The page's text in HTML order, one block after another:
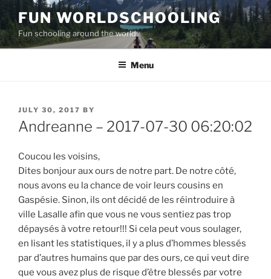
Skip
content
FUN WORLDSCHOOLING
Fun schooling around the world
Menu
POSTED
ON
JULY 30, 2017 BY
Andreanne – 2017-07-30 06:20:02
Coucou les voisins,
Dites bonjour aux ours de notre part. De notre côté,
nous avons eu la chance de voir leurs cousins en
Gaspésie. Sinon, ils ont décidé de les réintroduire à
ville Lasalle afin que vous ne vous sentiez pas trop
dépaysés à votre retour!!! Si cela peut vous soulager,
en lisant les statistiques, il y a plus d’hommes blessés
par d’autres humains que par des ours, ce qui veut dire
que vous avez plus de risque d’être blessés par votre